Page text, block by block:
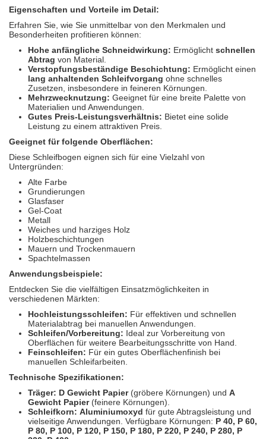
Eigenschaften und Vorteile im Detail:
Erfahren Sie, wie Sie unmittelbar von den Merkmalen und
Besonderheiten profitieren können:
Hohe anfängliche Schneidwirkung: Ermöglicht schnellen
Abtrag von Material.
Verstopfungsbeständige Beschichtung: Ermöglicht einen
lang anhaltenden Schleifvorgang ohne schnelles
Zusetzen, insbesondere in feineren Körnungen.
Mehrzwecknutzung: Geeignet für eine breite Palette von
Materialien und Anwendungen.
Gutes Preis-Leistungsverhältnis: Bietet eine solide
Leistung zu einem attraktiven Preis.
Geeignet für folgende Oberflächen:
Diese Schleifbogen eignen sich für eine Vielzahl von
Untergründen:
Alte Farbe
Grundierungen
Glasfaser
Gel-Coat
Metall
Weiches und harziges Holz
Holzbeschichtungen
Mauern und Trockenmauern
Spachtelmassen
Anwendungsbeispiele:
Entdecken Sie die vielfältigen Einsatzmöglichkeiten in
verschiedenen Märkten:
Hochleistungsschleifen: Für effektiven und schnellen
Materialabtrag bei manuellen Anwendungen.
Schleifen/Vorbereitung: Ideal zur Vorbereitung von
Oberflächen für weitere Bearbeitungsschritte von Hand.
Feinschleifen: Für ein gutes Oberflächenfinish bei
manuellen Schleifarbeiten.
Technische Spezifikationen:
Träger: D Gewicht Papier(gröbere Körnungen) und A
Gewicht Papier(feinere Körnungen).
Schleifkorn: Aluminiumoxyd für gute Abtragsleistung und
vielseitige Anwendungen. Verfügbare Körnungen: P 40, P 60,
P 80, P 100, P 120, P 150, P 180, P 220, P 240, P 280, P